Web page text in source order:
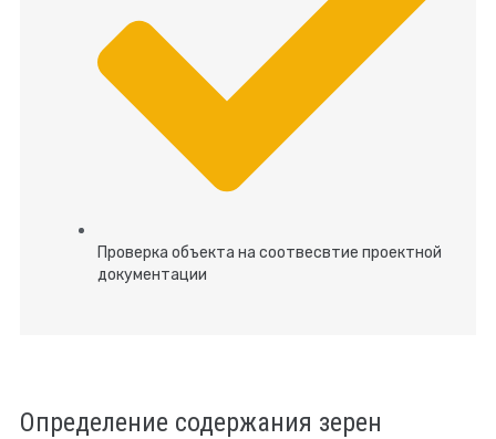
Проверка объекта на соотвесвтие проектной
документации
Определение содержания зерен